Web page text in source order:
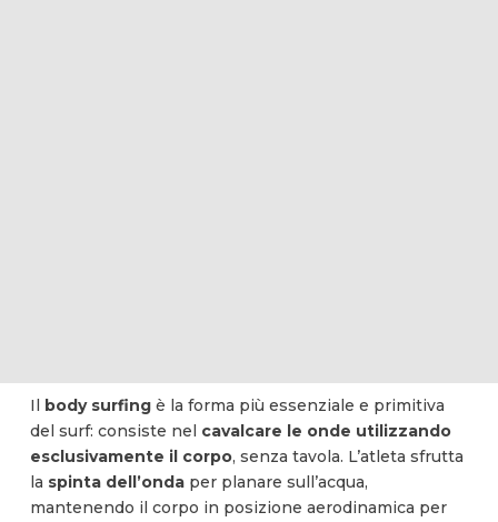
Il body surfingè la forma più essenziale e primitiva
del surf: consiste nel cavalcare le onde utilizzando
esclusivamente il corpo, senza tavola. L’atleta sfrutta
la spinta dell’ondaper planare sull’acqua,
mantenendo il corpo in posizione aerodinamica per